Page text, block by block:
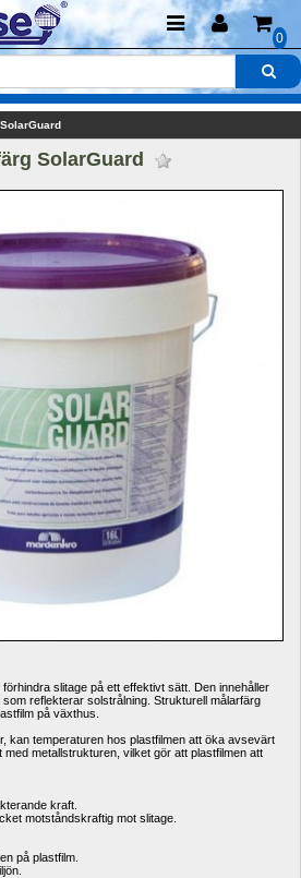
0
SolarGuard
slitage på ett effektivt sätt. Den innehåller
reflekterar solstrålning. Strukturell målarfärg
på växthus.
kan temperaturen hos plastfilmen att öka avsevärt
metallstrukturen, vilket gör att plastfilmen att
kraft.
motståndskraftig mot slitage.
på plastfilm.